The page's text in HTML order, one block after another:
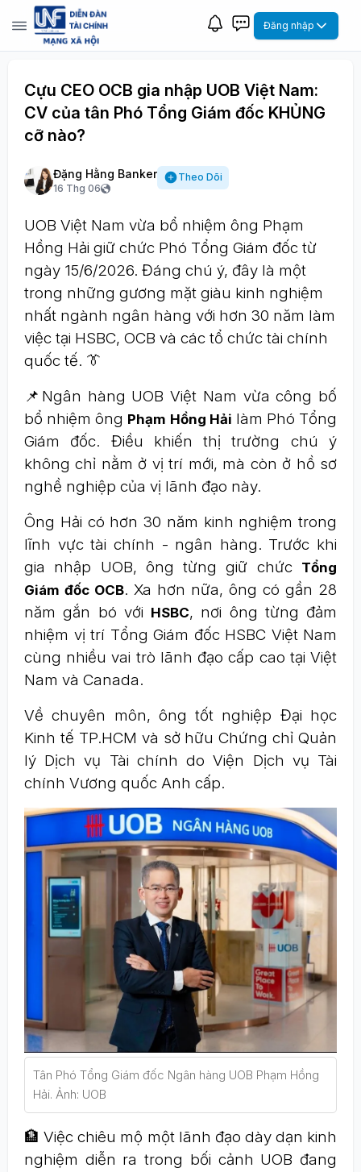
Đăng nhập
Cựu CEO OCB gia nhập UOB Việt Nam:
CV của tân Phó Tổng Giám đốc KHỦNG
cỡ nào?
Đặng Hằng Banker
16 Thg 06
Theo Dõi
UOB Việt Nam vừa bổ nhiệm ông Phạm
Hồng Hải giữ chức Phó Tổng Giám đốc từ
ngày 15/6/2026. Đáng chú ý, đây là một
trong những gương mặt giàu kinh nghiệm
nhất ngành ngân hàng với hơn 30 năm làm
việc tại HSBC, OCB và các tổ chức tài chính
quốc tế. 👔
📌Ngân hàng UOB Việt Nam vừa công bố
bổ nhiệm ông Phạm Hồng Hải làm Phó Tổng
Giám đốc. Điều khiến thị trường chú ý
không chỉ nằm ở vị trí mới, mà còn ở hồ sơ
nghề nghiệp của vị lãnh đạo này.
Ông Hải có hơn 30 năm kinh nghiệm trong
lĩnh vực tài chính - ngân hàng. Trước khi
gia nhập UOB, ông từng giữ chức Tổng
Giám đốc OCB. Xa hơn nữa, ông có gần 28
năm gắn bó với HSBC, nơi ông từng đảm
nhiệm vị trí Tổng Giám đốc HSBC Việt Nam
cùng nhiều vai trò lãnh đạo cấp cao tại Việt
Nam và Canada.
Về chuyên môn, ông tốt nghiệp Đại học
Kinh tế TP.HCM và sở hữu Chứng chỉ Quản
lý Dịch vụ Tài chính do Viện Dịch vụ Tài
chính Vương quốc Anh cấp.
Tân Phó Tổng Giám đốc Ngân hàng UOB Phạm Hồng
Hải. Ảnh: UOB
🏦 Việc chiêu mộ một lãnh đạo dày dạn kinh
nghiệm diễn ra trong bối cảnh UOB đang